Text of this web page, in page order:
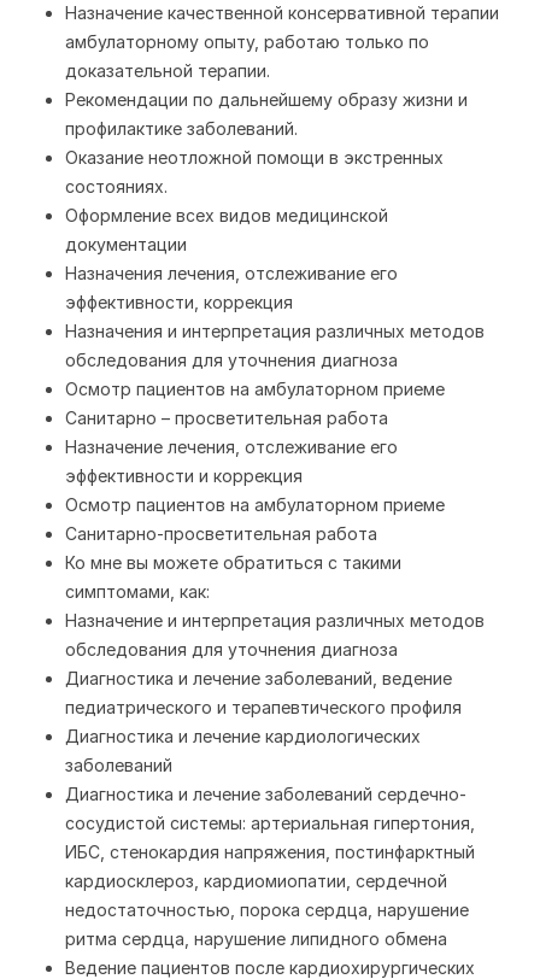
Назначение качественной консервативной терапии
амбулаторному опыту, работаю только по
доказательной терапии.
Рекомендации по дальнейшему образу жизни и
профилактике заболеваний.
Оказание неотложной помощи в экстренных
состояниях.
Оформление всех видов медицинской
документации
Назначения лечения, отслеживание его
эффективности, коррекция
Назначения и интерпретация различных методов
обследования для уточнения диагноза
Осмотр пациентов на амбулаторном приеме
Санитарно – просветительная работа
Назначение лечения, отслеживание его
эффективности и коррекция
Осмотр пациентов на амбулаторном приеме
Санитарно-просветительная работа
Ко мне вы можете обратиться с такими
симптомами, как:
Назначение и интерпретация различных методов
обследования для уточнения диагноза
Диагностика и лечение заболеваний, ведение
педиатрического и терапевтического профиля
Диагностика и лечение кардиологических
заболеваний
Диагностика и лечение заболеваний сердечно-
сосудистой системы: артериальная гипертония,
ИБС, стенокардия напряжения, постинфарктный
кардиосклероз, кардиомиопатии, сердечной
недостаточностью, порока сердца, нарушение
ритма сердца, нарушение липидного обмена
Ведение пациентов после кардиохирургических